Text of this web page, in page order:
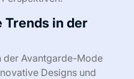
Trends in der
der Avantgarde-Mode
Designs und